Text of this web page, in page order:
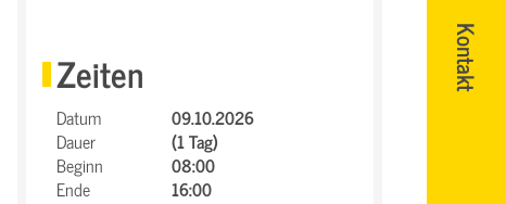
Kontakt
Zeiten
Datum
09.10.2026
Dauer
(1 Tag)
Beginn
08:00
Ende
16:00